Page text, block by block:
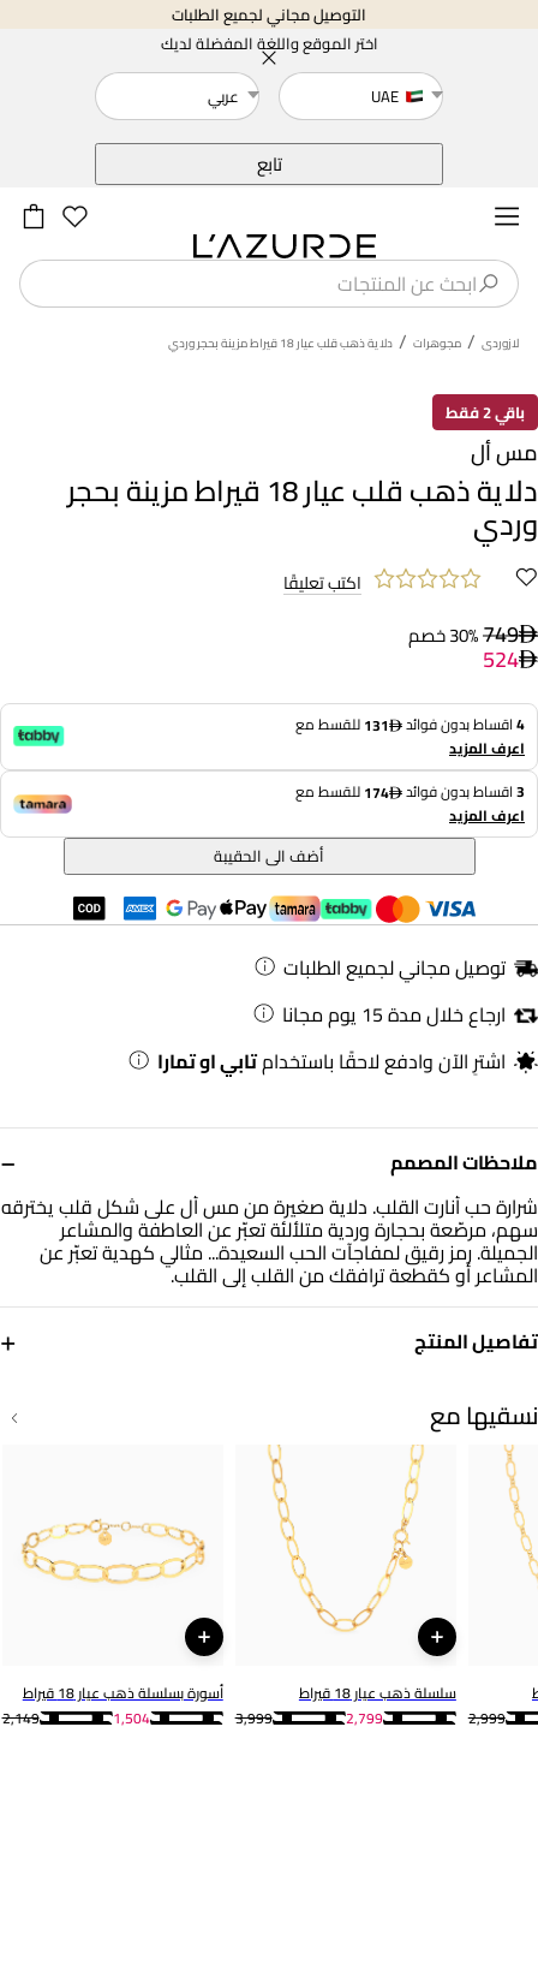
التوصيل مجاني لجميع الطلبات
اختر الموقع واللغة المفضلة لديك
UAE
عربي
تابع
لازوردى / مجوهرات / دلاية ذهب قلب عيار 18 قيراط مزينة بحجر وردي
باقي 2 فقط
ملاحظات المصمم −
شرارة حب أنارت القلب. دلاية صغيرة من مس أل على شكل قلب يخترقه
سهم، مرصّعة بحجارة وردية متلألئة تعبّر عن العاطفة والمشاعر
الجميلة. رمز رقيق لمفاجآت الحب السعيدة... مثالي كهدية تعبّر عن
المشاعر أو كقطعة ترافقك من القلب إلى القلب.
تفاصيل المنتج
+
ذهب أصفر 18 قيراط
العلامة التجارية
مس أل
مس أل
دلاية ذهب قلب عيار 18 قيراط مزينة بحجر
وردي
اكتب تعليقًا
74930% خصم
524
4اقساط بدون فوائد 131للقسط مع
اعرف المزيد
3اقساط بدون فوائد 174للقسط مع
اعرف المزيد
أضف الى الحقيبة
توصيل مجاني لجميع الطلبات
ارجاع خلال مدة 15 يوم مجانا
اشترِ الآن وادفع لاحقًا باستخدامتابي او تمارا
نسقيها مع
2,999
سلسلة ذهب عيار 18 قيراط
3,999
2,799
أسورة بسلسلة ذهب عيار 18 قيراط
2,149
1,504